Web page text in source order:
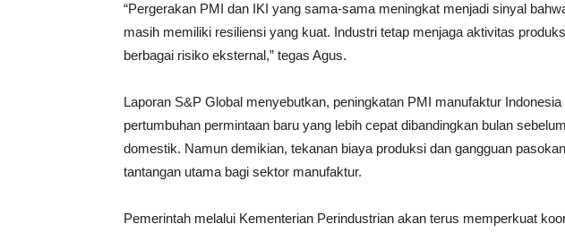
“Pergerakan PMI dan IKI yang sama-sama meningkat menjadi sinyal
masih memiliki resiliensi yang kuat. Industri tetap menjaga aktivitas
berbagai risiko eksternal,” tegas Agus.
Laporan S&P Global menyebutkan, peningkatan PMI manufaktur
pertumbuhan permintaan baru yang lebih cepat dibandingkan bulan
domestik. Namun demikian, tekanan biaya produksi dan gangguan
tantangan utama bagi sektor manufaktur.
Pemerintah melalui Kementerian Perindustrian akan terus memperkuat